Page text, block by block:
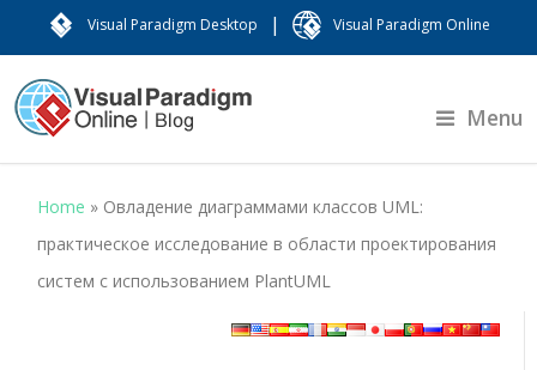
Visual Paradigm Desktop | Visual Paradigm Online
Menu
Home » Овладение диаграммами классов UML:
практическое исследование в области проектирования
систем с использованием PlantUML